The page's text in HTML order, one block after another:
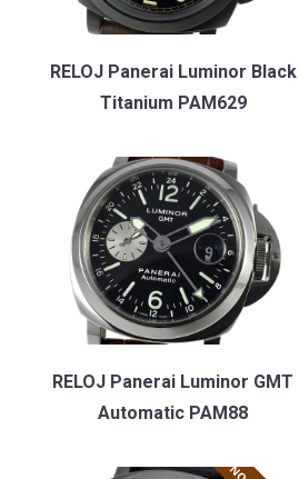
RELOJ Panerai Luminor Black
Titanium PAM629
RELOJ Panerai Luminor GMT
Automatic PAM88